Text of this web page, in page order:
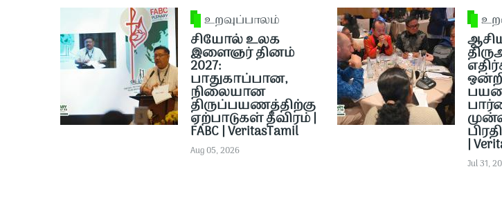
உறவுப்பாலம்
சியோல் உலக
இளைஞர் தினம்
2027:
பாதுகாப்பான,
நிலையான
திருப்பயணத்திற்கு
ஏற்பாடுகள் தீவிரம் |
FABC | VeritasTamil
Aug 05, 2026 |
Jul 31,